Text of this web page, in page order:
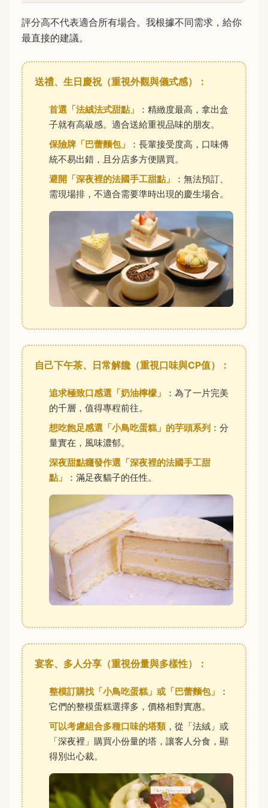
評分高不代表適合所有場合。我根據不同需求，給你
最直接的建議。
送禮、生日慶祝（重視外觀與儀式感）：
首選「法絨法式甜點」
：精緻度最高，拿出盒
子就有高級感。適合送給重視品味的朋友。
保險牌「巴蕾麵包」
：長輩接受度高，口味傳
統不易出錯，且分店多方便購買。
避開「深夜裡的法國手工甜點」
：無法預訂、
需現場排，不適合需要準時出現的慶生場合。
自己下午茶、日常解饞（重視口味與CP值）：
追求極致口感選「奶油檸檬」
：為了一片完美
的千層，值得專程前往。
想吃飽足感選「小鳥吃蛋糕」的芋頭系列 ：分
量實在，風味濃郁。
深夜甜點癮發作選「深夜裡的法國手工甜
點」
：滿足夜貓子的任性。
宴客、多人分享（重視份量與多樣性）：
整模訂購找「小鳥吃蛋糕」或「巴蕾麵包」
：
它們的整模蛋糕選擇多，價格相對實惠。
可以考慮組合多種口味的塔類 ，從「法絨」或
「深夜裡」購買小份量的塔，讓客人分食，顯
得別出心裁。